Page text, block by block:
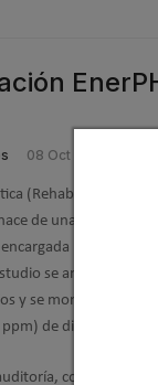
08 Oct 2019
(Rehabilitación-
de una auditoría
por el Área
se analizan los
y se monitoriza la
de dichos edificios.
con picos de